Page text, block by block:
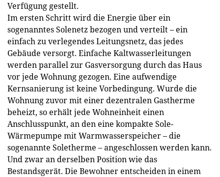
Verfügung gestellt.
Im ersten Schritt wird die Energie über ein
sogenanntes Solenetz bezogen und verteilt – ein
einfach zu verlegendes Leitungsnetz, das jedes
Gebäude versorgt. Einfache Kaltwasserleitungen
werden parallel zur Gasversorgung durch das Haus
vor jede Wohnung gezogen. Eine aufwendige
Kernsanierung ist keine Vorbedingung. Wurde die
Wohnung zuvor mit einer dezentralen Gastherme
beheizt, so erhält jede Wohneinheit einen
Anschlusspunkt, an den eine kompakte Sole-
Wärmepumpe mit Warmwasserspeicher – die
sogenannte Soletherme – angeschlossen werden kann.
Und zwar an derselben Position wie das
Bestandsgerät. Die Bewohner entscheiden in einem